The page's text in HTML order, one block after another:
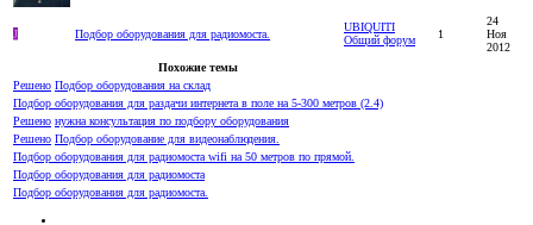
J Подбор оборудования для радиомоста.
UBIQUITI
Общий форум
1
24
Ноя
2012
Похожие темы
Решено Подбор оборудования на склад
Подбор оборудования для раздачи интернета в поле на 5-300 метров (2.4)
Решено нужна консультация по подбору оборудования
Решено Подбор оборудование для видеонаблюдения.
Подбор оборудования для радиомоста wifi на 50 метров по прямой.
Подбор оборудования для радиомоста
Подбор оборудования для радиомоста.